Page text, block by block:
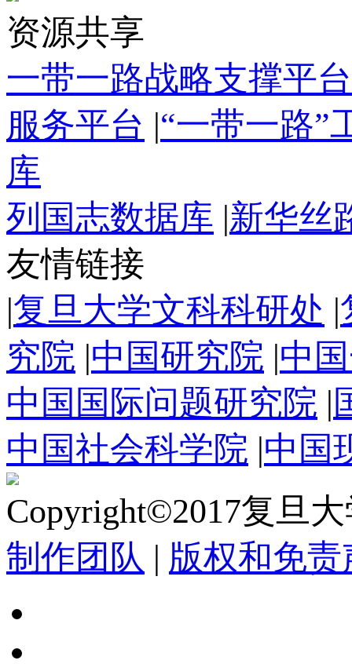
资源共享
一带一路战略支撑平台
服务平台 |“一带一路”
库
列国志数据库 |新华丝
友情链接
|复旦大学文科科研处 |
究院 |中国研究院 |中
中国国际问题研究院 |
中国社会科学院 |中国
Copyright©2017复旦
制作团队 | 版权和免责